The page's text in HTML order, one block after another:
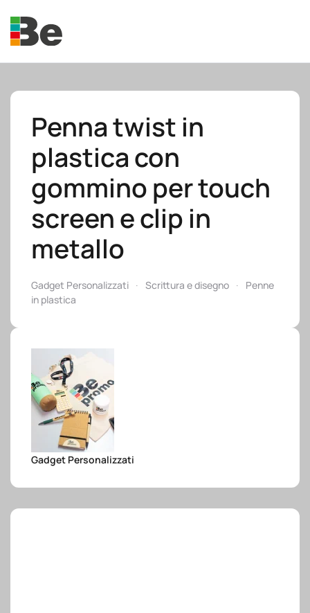
Skip to main content
Penna twist in
plastica con
gommino per touch
screen e clip in
metallo
Gadget Personalizzati Scrittura e disegno
Penne
in plastica
Gadget Personalizzati